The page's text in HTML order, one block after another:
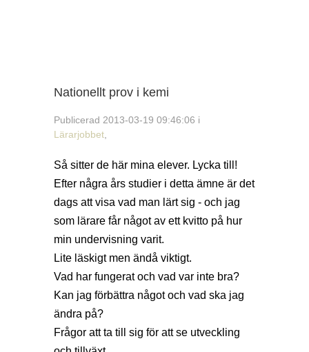
Nationellt prov i kemi
Publicerad 2013-03-19 09:46:06 i
Lärarjobbet
Så sitter de här mina elever. Lycka till!
Efter några års studier i detta ämne är det
dags att visa vad man lärt sig - och jag
som lärare får något av ett kvitto på hur
min undervisning varit.
Lite läskigt men ändå viktigt.
Vad har fungerat och vad var inte bra?
Kan jag förbättra något och vad ska jag
ändra på?
Frågor att ta till sig för att se utveckling